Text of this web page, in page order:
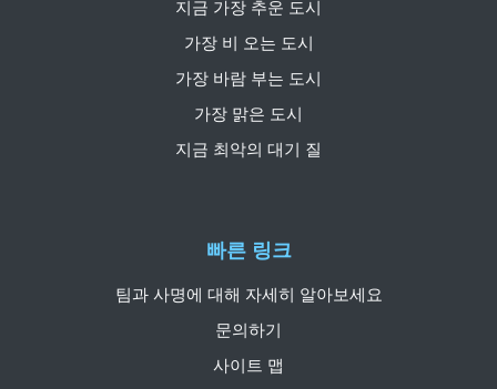
빠른 링크
팀과 사명에 대해 자세히 알아보세요
문의하기
사이트 맵
지금 가장 추운 도시
가장 비 오는 도시
가장 바람 부는 도시
가장 맑은 도시
지금 최악의 대기 질